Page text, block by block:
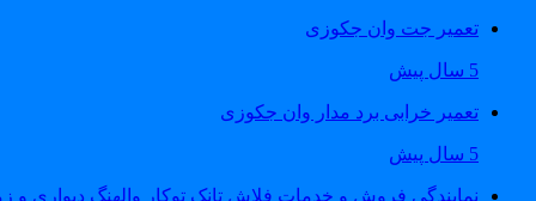
تعمیر جت وان جکوزی
5 سال پیش
تعمیر خرابی برد مدار وان جکوزی
5 سال پیش
نمایندگی فروش و خدمات فلاش تانک توکار والهنگ دیواری و زمینی